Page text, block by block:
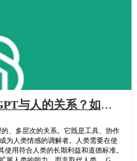
与人的关系？如何
、多层次的关系。它既是工具、协作
为人类情感的调解者。人类需要在使
使用符合人类的长期利益和道德标准。